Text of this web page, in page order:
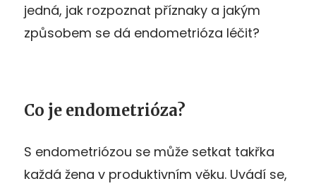
jedná, jak rozpoznat příznaky a jakým
způsobem se dá endometrióza léčit?
Co je endometrióza?
S endometriózou se může setkat takřka
každá žena v produktivním věku. Uvádí se,